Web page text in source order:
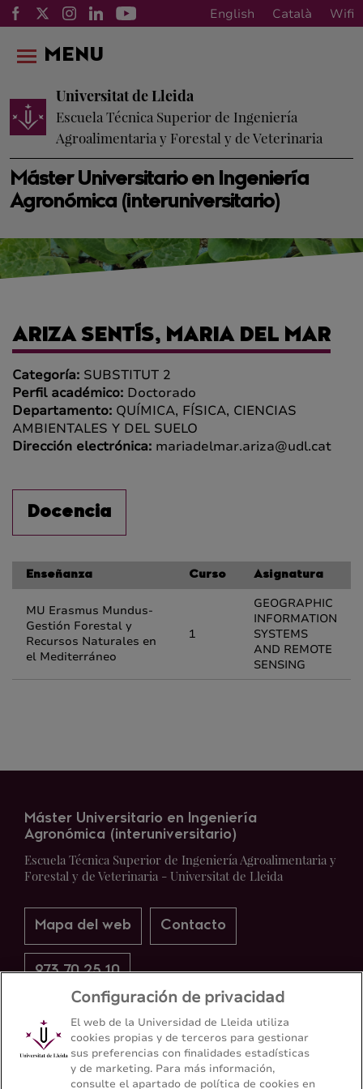
English Català Wifi
Máster Universitario en Ingeniería
Agronómica (interuniversitario)
Universitat de Lleida
Escuela Técnica Superior de Ingeniería
Agroalimentaria y Forestal y de Veterinaria
MENU
ARIZA SENTÍS, MARIA DEL MAR
Categoría: SUBSTITUT 2
Perfil académico: Doctorado
Departamento: QUÍMICA, FÍSICA, CIENCIAS
AMBIENTALES Y DEL SUELO
Dirección electrónica: mariadelmar.ariza@udl.cat
Docencia
Enseñanza Curso Asignatura
MU Erasmus Mundus-
Gestión Forestal y
Recursos Naturales en
el Mediterráneo
1
GEOGRAPHIC
INFORMATION
SYSTEMS
AND REMOTE
SENSING
Máster Universitario en Ingeniería
Agronómica (interuniversitario)
Escuela Técnica Superior de Ingeniería Agroalimentaria y
Forestal y de Veterinaria - Universitat de Lleida
Mapa del web Contacto
973 70 25 10
Configuración de privacidad
El web de la Universidad de Lleida utiliza
cookies propias y de terceros para gestionar
sus preferencias con finalidades estadísticas
y de marketing. Para más información,
consulte el apartado de política de cookies en